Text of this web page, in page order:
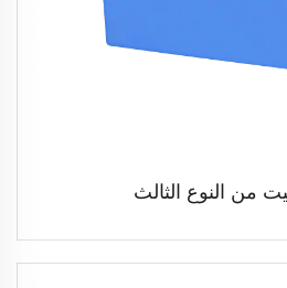
من النوع الثالث